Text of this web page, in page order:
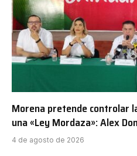
Morena pretende controlar
una «Ley Mordaza»: Alex
4 de agosto de 2026